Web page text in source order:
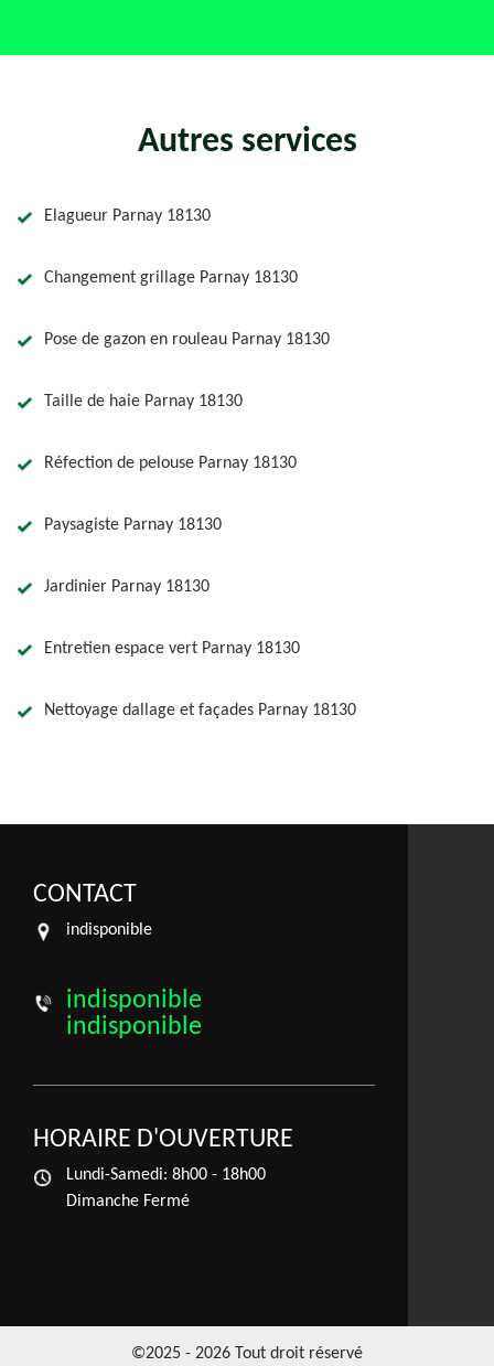
Autres services
Elagueur Parnay 18130
Changement grillage Parnay 18130
Pose de gazon en rouleau Parnay 18130
Taille de haie Parnay 18130
Réfection de pelouse Parnay 18130
Paysagiste Parnay 18130
Jardinier Parnay 18130
Entretien espace vert Parnay 18130
Nettoyage dallage et façades Parnay 18130
CONTACT
indisponible
indisponible
indisponible
HORAIRE D'OUVERTURE
Lundi-Samedi: 8h00 - 18h00
Dimanche Fermé
©2025 - 2026 Tout droit réservé